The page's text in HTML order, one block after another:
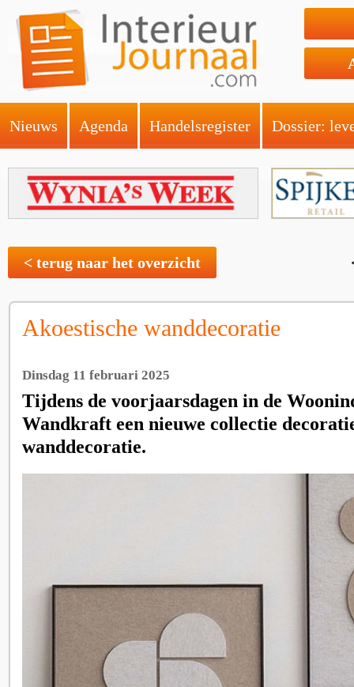
Nieuws Agenda Handelsregister Dossier:
< terug naar het overzicht
Akoestische wanddecoratie
Dinsdag 11 februari 2025
Tijdens de voorjaarsdagen in de
Wandkraft een nieuwe collectie
wanddecoratie.